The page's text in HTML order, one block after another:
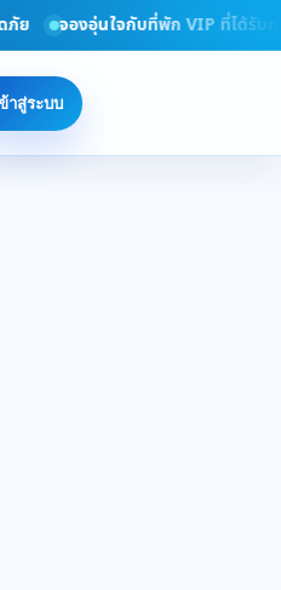
จองอุ่นใจกับที่พัก VIP ที่ได้รับกา
าสู่ระบบ